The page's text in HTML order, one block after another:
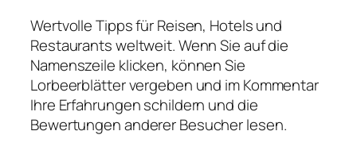
Wertvolle Tipps für Reisen, Hotels und
Restaurants weltweit. Wenn Sie auf die
Namenszeile klicken, können Sie
Lorbeerblätter vergeben und im Kommentar
Ihre Erfahrungen schildern und die
Bewertungen anderer Besucher lesen.